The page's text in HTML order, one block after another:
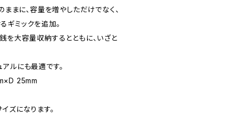
まに、容量を増やしただけでなく、
ギミックを追加。
を大容量収納するとともに、いざと
ルにも最適です。
25mm
ズになります。